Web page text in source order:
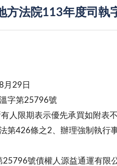
方法院113年度司執
月29日
字第25796號
人限期表示優先承買如附表
第426條之2、辦理強制執行
號債權人源益通運有限